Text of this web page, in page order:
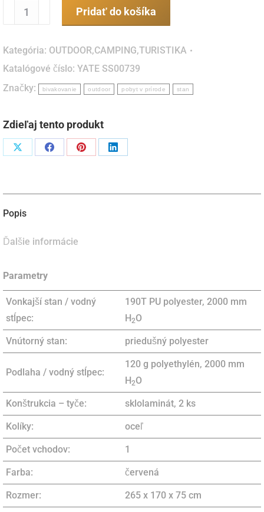
množstvo
Stan
Blackthorn
1
-
Pridať do košíka
Kategória: OUTDOOR,CAMPING,TURISTIKA
Katalógové číslo: YATE SS00739
Značky:
bivakovanie outdoor pobyt v prírode stan
Zdieľaj tento produkt
Podiel Podiel Podiel Podiel
Popis
Ďalšie informácie
Parametry
Vonkajší stan / vodný
stĺpec:
190T PU polyester, 2000 mm
H2O
Vnútorný stan: priedušný polyester
Podlaha / vodný stĺpec:
120 g polyethylén, 2000 mm
H2O
Konštrukcia – tyče: sklolaminát, 2 ks
Kolíky: oceľ
Počet vchodov: 1
Farba: červená
Rozmer: 265 x 170 x 75 cm